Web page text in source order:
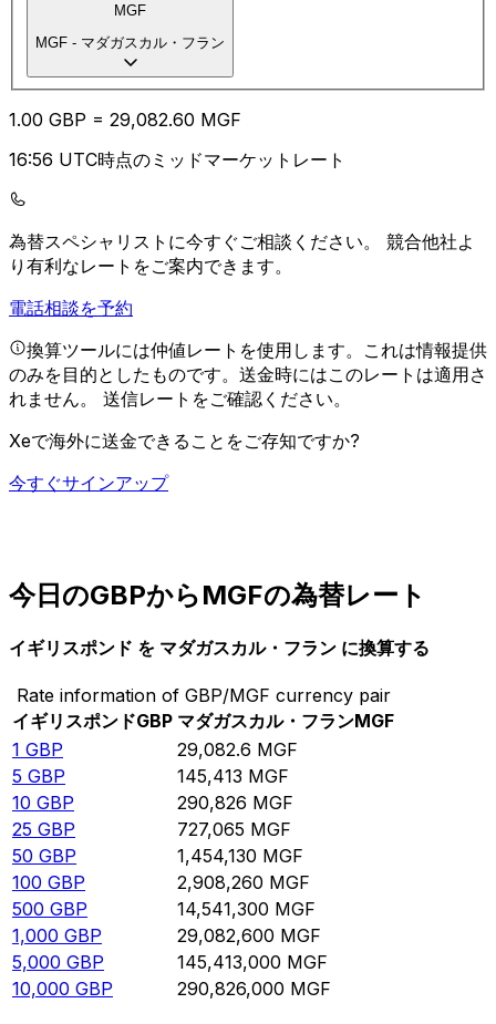
MGF
MGF - マダガスカル・フラン
1.00 GBP = 29,082.60 MGF
16:56 UTC時点のミッドマーケットレート
為替スペシャリストに今すぐご相談ください。 競合他社よ
り有利なレートをご案内できます。
電話相談を予約
換算ツールには仲値レートを使用します。これは情報提供
のみを目的としたものです。送金時にはこのレートは適用さ
れません。 送信レートをご確認ください。
Xeで海外に送金できることをご存知ですか?
今すぐサインアップ
今日のGBPからMGFの為替レート
イギリスポンド を マダガスカル・フラン に換算する
Rate information of GBP/MGF currency pair
イギリスポンドGBP マダガスカル・フランMGF
1 GBP 29,082.6 MGF
5 GBP 145,413 MGF
10 GBP 290,826 MGF
25 GBP 727,065 MGF
50 GBP 1,454,130 MGF
100 GBP 2,908,260 MGF
500 GBP 14,541,300 MGF
1,000 GBP 29,082,600 MGF
5,000 GBP 145,413,000 MGF
10,000 GBP 290,826,000 MGF